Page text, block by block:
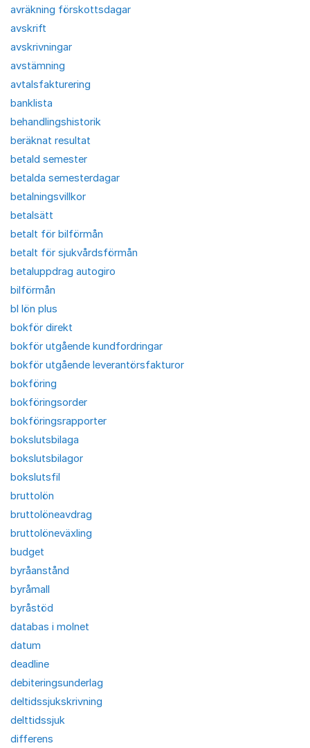
avräkning förskottsdagar
avskrift
avskrivningar
avstämning
avtalsfakturering
banklista
behandlingshistorik
beräknat resultat
betald semester
betalda semesterdagar
betalningsvillkor
betalsätt
betalt för bilförmån
betalt för sjukvårdsförmån
betaluppdrag autogiro
bilförmån
bl lön plus
bokför direkt
bokför utgående kundfordringar
bokför utgående leverantörsfakturor
bokföring
bokföringsorder
bokföringsrapporter
bokslutsbilaga
bokslutsbilagor
bokslutsfil
bruttolön
bruttolöneavdrag
bruttolöneväxling
budget
byråanstånd
byråmall
byråstöd
databas i molnet
datum
deadline
debiteringsunderlag
deltidssjukskrivning
delttidssjuk
differens